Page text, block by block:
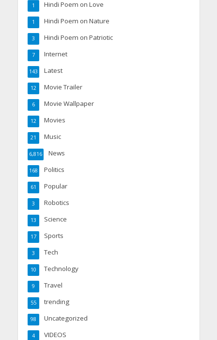
Hindi Poem on Love
1
Hindi Poem on Nature
1
Hindi Poem on Patriotic
3
Internet
7
Latest
143
Movie Trailer
12
Movie Wallpaper
6
Movies
12
Music
21
News
6,816
Politics
168
Popular
61
Robotics
3
Science
13
Sports
17
Tech
3
Technology
10
Travel
9
trending
55
Uncategorized
98
VIDEOS
4